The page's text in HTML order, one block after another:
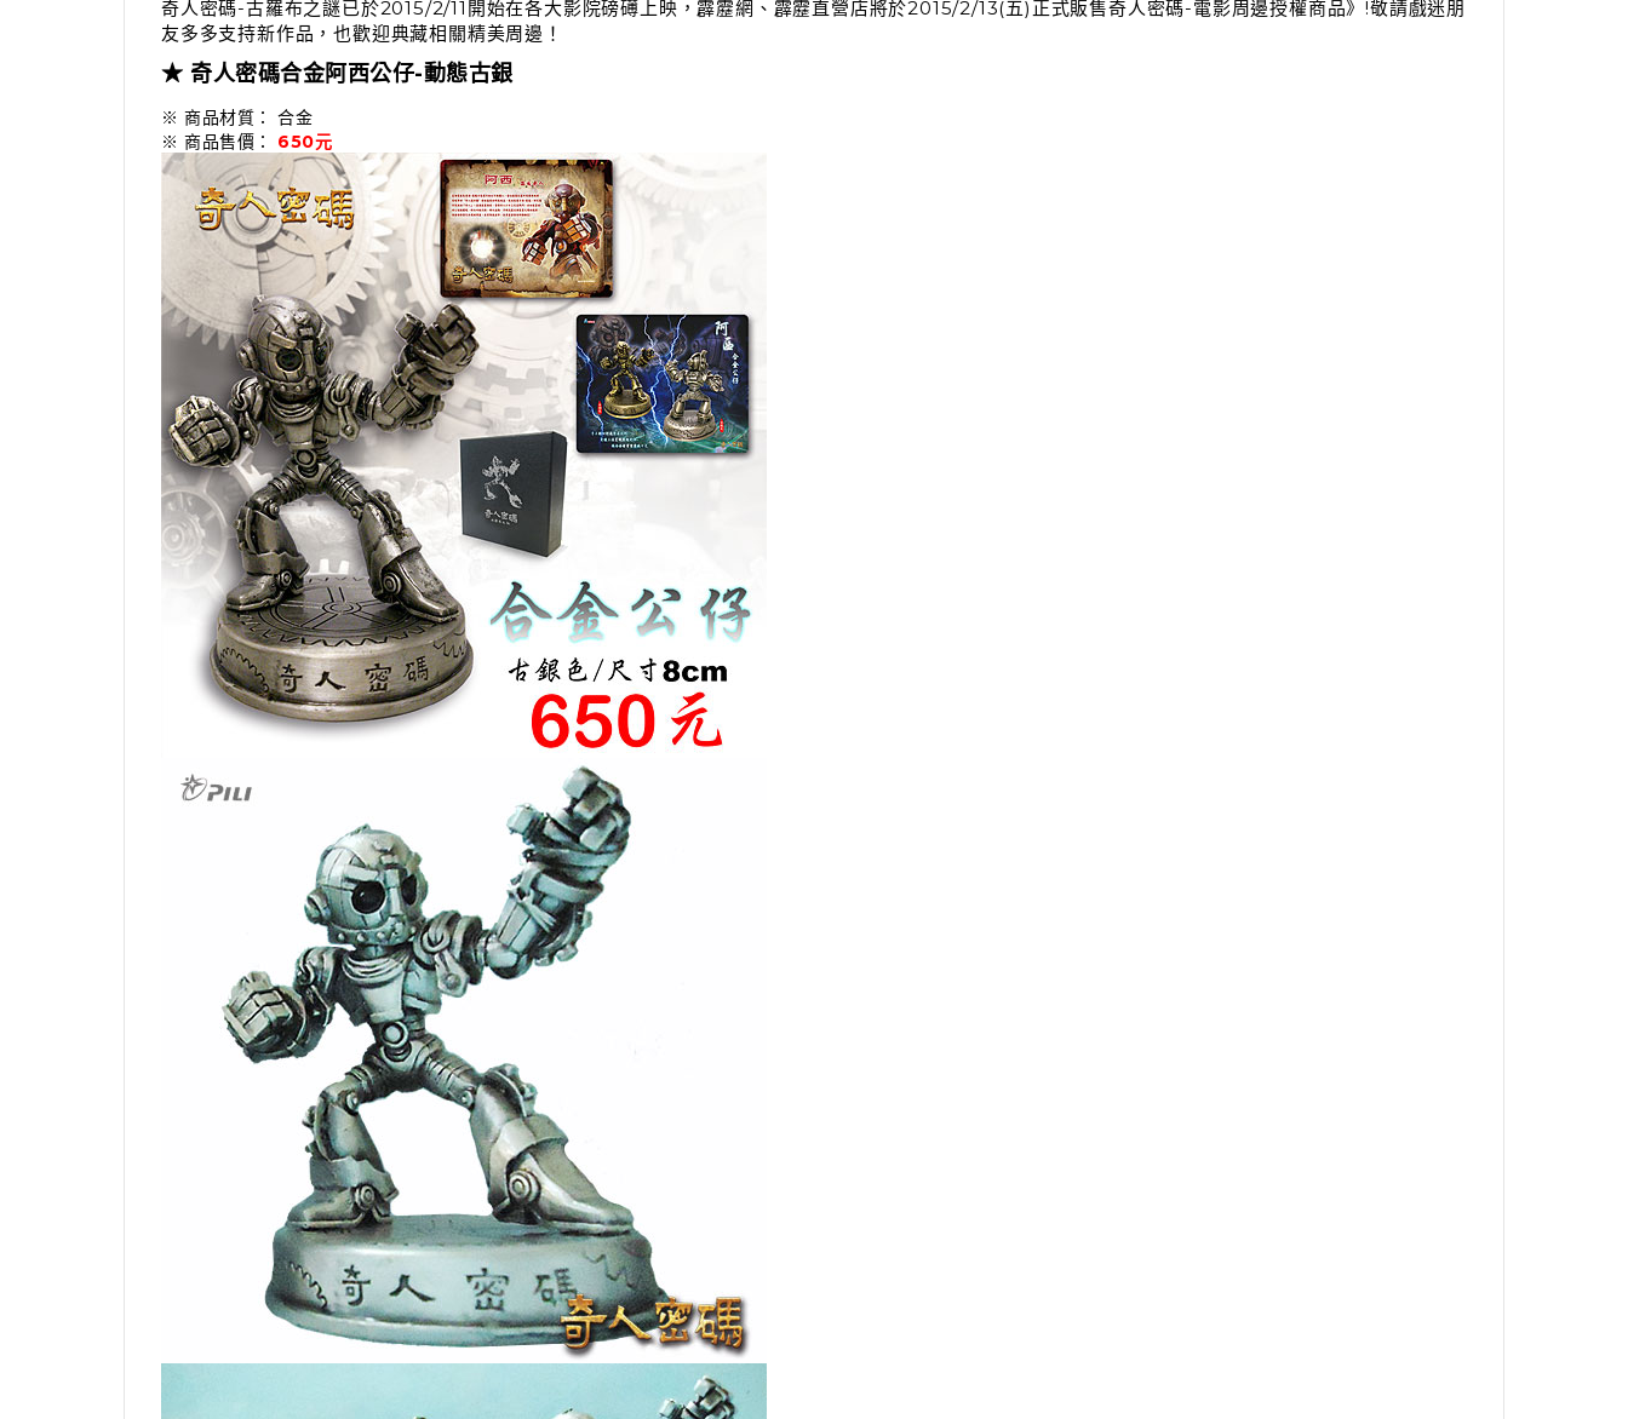
奇人密碼-古羅布之謎已於2015/2/11開始在各大影院磅礡上映，霹靂網、霹靂直營店將於2015/2/13(五)正式販售奇人密碼-電影周邊授權商品》!敬請戲迷朋
友多多支持新作品，也歡迎典藏相關精美周邊！
★ 奇人密碼合金阿西公仔-動態古銀
※ 商品材質： 合金
※ 商品售價：
650元